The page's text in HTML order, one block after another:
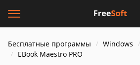
Бесплатные программы Windows
EBook Maestro PRO